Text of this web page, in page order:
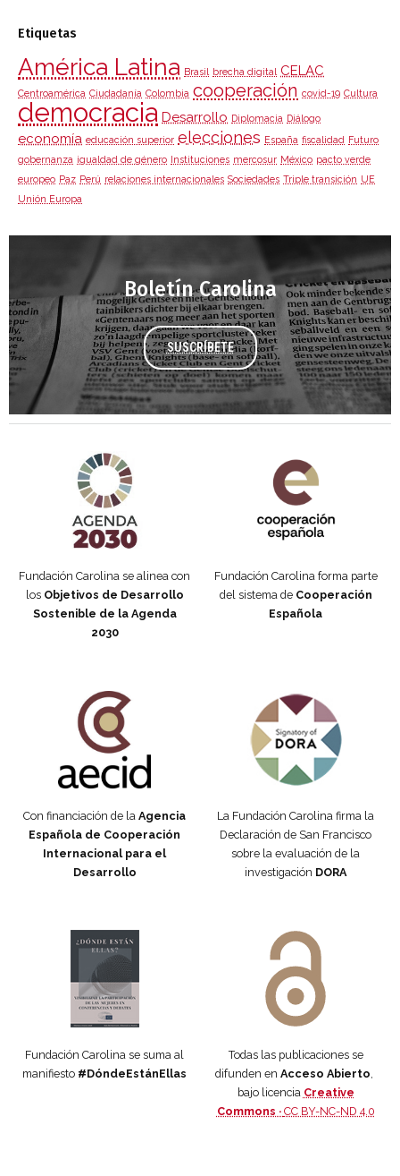
Etiquetas
América Latina Brasil brecha digital CELAC
Centroamérica Ciudadanía Colombia cooperación covid-19 Cultura
democracia Desarrollo Diplomacia Diálogo
economía educación superior elecciones España fiscalidad Futuro
gobernanza igualdad de género Instituciones mercosur México pacto verde
europeo Paz Perú relaciones internacionales Sociedades Triple transición UE
Unión Europa
Boletín Carolina
SUSCRÍBETE
Fundación Carolina se alinea con
los Objetivos de Desarrollo
Sostenible de la Agenda
2030
Fundación Carolina forma parte
del sistema de Cooperación
Española
Con financiación de la Agencia
Española de Cooperación
Internacional para el
Desarrollo
La Fundación Carolina firma la
Declaración de San Francisco
sobre la evaluación de la
investigación DORA
Fundación Carolina se suma al
manifiesto #DóndeEstánEllas
Todas las publicaciones se
difunden en Acceso Abierto,
bajo licencia Creative
Commons · CC BY-NC-ND 4.0